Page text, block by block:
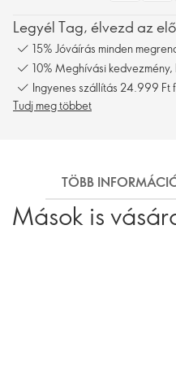
Legyél Tag, élvezd az
15% Jóváírás minden
10% Meghívási
Ingyenes szállítás 24.999 Ft
Tudj meg többet
TÖBB
Mások is